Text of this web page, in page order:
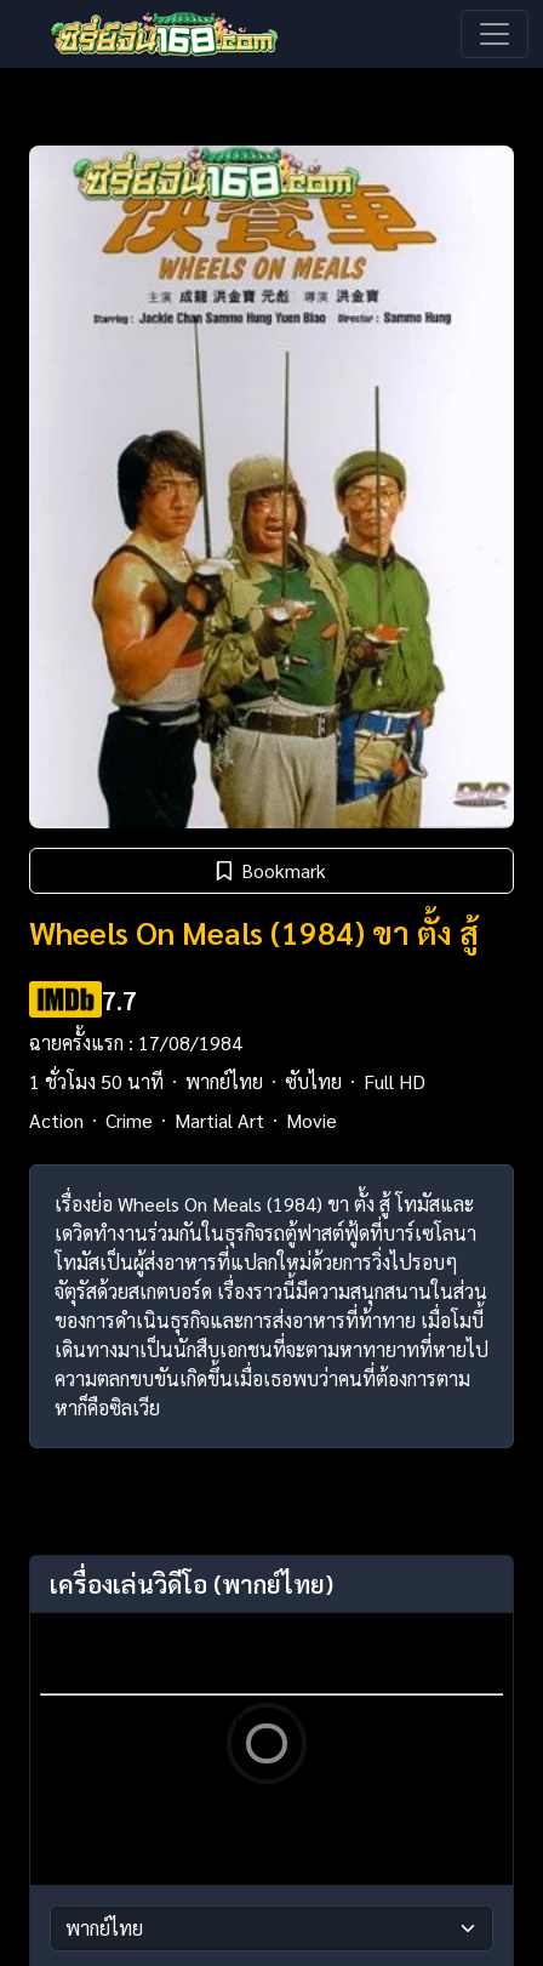
Bookmark
Wheels On Meals (1984) ขา ตั้ง สู้
7.7
ฉายครั้งแรก : 17/08/1984
1 ชั่วโมง 50 นาที
พากย์ไทย ซับไทย
Full HD
Action
Crime Martial Art Movie
เรื่องย่อ Wheels On Meals (1984) ขา ตั้ง สู้ โทมัสและ
เดวิดทำงานร่วมกันในธุรกิจรถตู้ฟาสต์ฟู้ดที่บาร์เซโลนา
โทมัสเป็นผู้ส่งอาหารที่แปลกใหม่ด้วยการวิ่งไปรอบๆ
จัตุรัสด้วยสเกตบอร์ด เรื่องราวนี้มีความสนุกสนานในส่วน
ของการดำเนินธุรกิจและการส่งอาหารที่ท้าทาย เมื่อโมบี้
เดินทางมาเป็นนักสืบเอกชนที่จะตามหาทายาทที่หายไป
ความตลกขบขันเกิดขึ้นเมื่อเธอพบว่าคนที่ต้องการตาม
หาก็คือซิลเวีย
เครื่องเล่นวิดีโอ (พากย์ไทย)